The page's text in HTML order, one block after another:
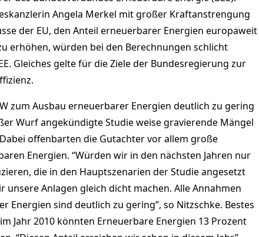
Angela Merkel mit großer Kraftanstrengung
der EU, den Anteil erneuerbarer Energien europaweit
erhöhen, würden bei den Berechnungen schlicht
Gleiches gelte für die Ziele der Bundesregierung zur
zum Ausbau erneuerbarer Energien deutlich zu gering
Wurf angekündigte Studie weise gravierende Mängel
offenbarten die Gutachter vor allem große
Energien. “Würden wir in den nächsten Jahren nur
die in den Hauptszenarien der Studie angesetzt
Anlagen gleich dicht machen. Alle Annahmen
Energien sind deutlich zu gering”, so Nitzschke. Bestes
Jahr 2010 könnten Erneuerbare Energien 13 Prozent